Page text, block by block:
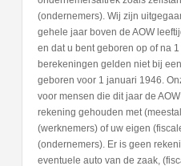
(ondernemers). Wij zijn
gehele jaar boven de AOW
en dat u bent geboren op of na
berekeningen gelden niet bij
geboren voor 1 januari 1946.
voor mensen die dit jaar de
rekening gehouden met
(werknemers) of uw eigen
(ondernemers). Er is geen
eventuele auto van de zaak,